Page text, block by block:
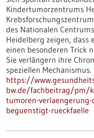
Kindertumorzentrums
des Nationalen
Heidelberg zeigen, dass
einen besonderen Trick
Sie verlängern ihre
speziellen Mechanismus.
https://
bw.de/fachbeitrag/pm/
tumoren-
beguenstigt-rueckfaelle